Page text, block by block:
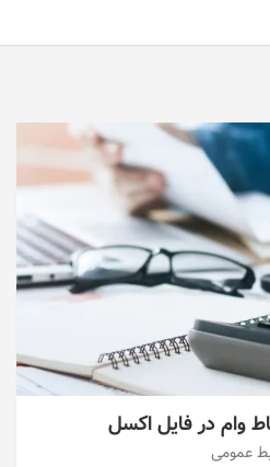
وام در فایل اکسل
عمومی